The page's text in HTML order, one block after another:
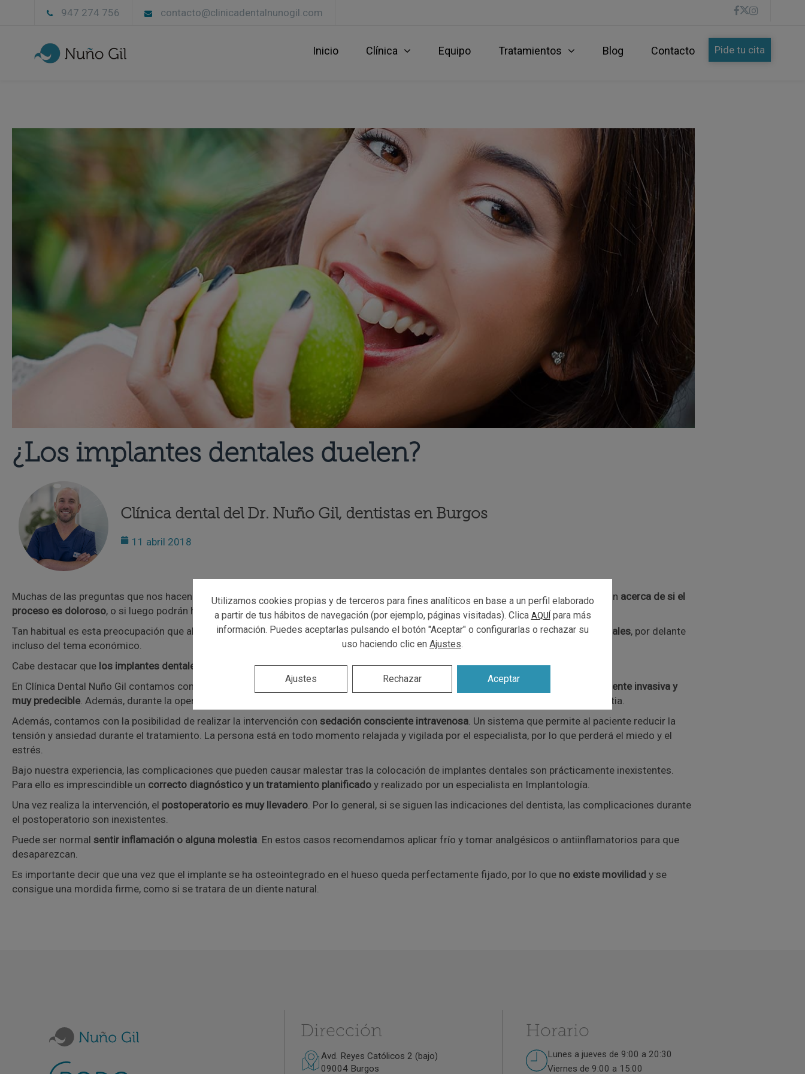
947 274 756 contacto@clinicadentalnunogil.com
Inicio Clínica Equipo Tratamientos Blog Contacto Pide tu cita
¿Los implantes dentales duelen?
Clínica dental del Dr. Nuño Gil, dentistas en Burgos
11 abril 2018
Muchas de las preguntas que nos hacen nuestros pacientes cuando les recomendamos la opción de colocarse implantes dentales son acerca de si el
proceso es doloroso, o si luego podrán hablar, comer, etc. con normalidad.
Tan habitual es esta preocupación que algunos estudios indican queel miedo al es la primera causa para no colocarse implantes dentales, por delante
incluso del tema económico.
Cabe destacar que los implantes dentales no duelen
, ni durante la colocación ni durante el postoperatorio ni en el día a día.
En Clínica Dental Nuño Gil contamos con toda la tecnología necesaria para hacer que esta intervención sea
sencilla y rá
pida, mínimamente invasiva y
muy predecible. Además, durante la operación administramos anestesia local, por lo que el paciente no notará dolor ni ninguna molestia.
Además, contamos con la posibilidad de realizar la intervención con sedación consciente intravenosa. Un sistema que permite al paciente reducir la
tensión y ansiedad durante el tratamiento. La persona está en todo momento relajada y vigilada por el especialista, por lo que perderá el miedo y el
estrés.
Bajo nuestra experiencia, las complicaciones que pueden causar malestar tras la colocación de implantes dentales son prácticamente inexistentes.
Para ello es imprescindible un correcto diagnóstico y un tratamiento planificado y realizado por un especialista en Implantología.
Una vez realiza la intervención, el postoperatorio es muy llevadero. Por lo general, si se siguen las indicaciones del dentista, las complicaciones durante
el postoperatorio son inexistentes.
Puede ser normal sentir inflamación o alguna molestia. En estos casos recomendamos aplicar frío y tomar analgésicos o antiinflamatorios para que
desaparezcan.
Es importante decir que una vez que el implante se ha osteointegrado en el hueso queda perfectamente fijado, por lo que no existe movilidad y se
consigue una mordida firme, como si se tratara de un diente natural.
Dirección
Avd. Reyes Católicos 2 (bajo)
09004 Burgos
Horario
Lunes a jueves de 9:00 a 20:30
Viernes de 9:00 a 15:00
Utilizamos cookies propias y de terceros para fines analíticos en base a un perfil elaborado
a partir de tus hábitos de navegación (por ejemplo, páginas visitadas). Clica AQUÍ para más
información. Puedes aceptarlas pulsando el botón "Aceptar" o configurarlas o rechazar su
uso haciendo clic en Ajustes.
Aceptar
Rechazar
Ajustes